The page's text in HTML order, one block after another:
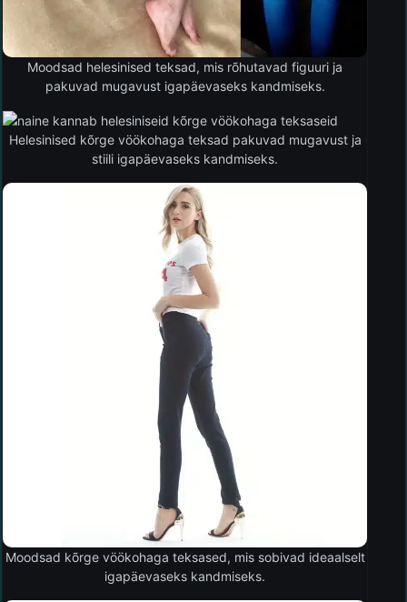
Moodsad helesinised teksad, mis rõhutavad figuuri ja
pakuvad mugavust igapäevaseks kandmiseks.
Helesinised kõrge vöökohaga teksad pakuvad mugavust ja
stiili igapäevaseks kandmiseks.
Moodsad kõrge vöökohaga teksased, mis sobivad ideaalselt
igapäevaseks kandmiseks.